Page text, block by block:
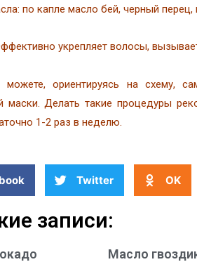
по капле масло бей, черный перец,
укрепляет волосы,
ориентируясь на схему,
маски. Делать такие процедуры
1-2 раз в неделю.
Twitter OK
записи:
Масло